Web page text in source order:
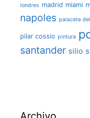
londres madrid miami
napoles palacete
pilar cossio pintura
santander silio